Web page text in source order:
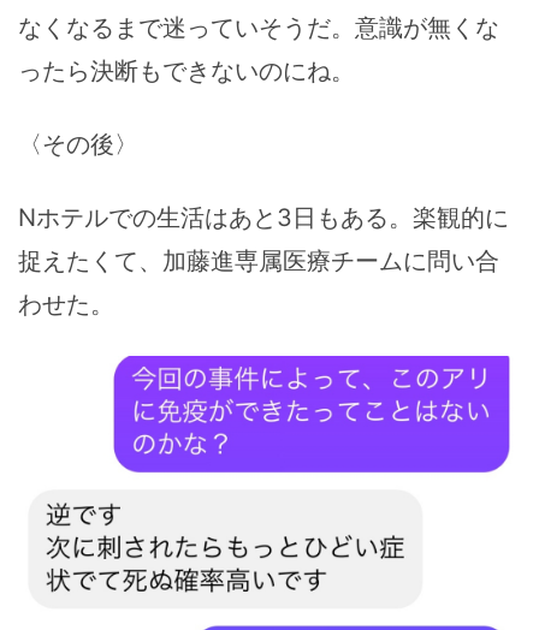
なくなるまで迷っていそうだ。意識が無くな
ったら決断もできないのにね。
〈その後〉
Nホテルでの生活はあと3日もある。楽観的に
捉えたくて、加藤進専属医療チームに問い合
わせた。